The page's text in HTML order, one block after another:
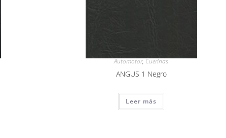
Automotor,Cuerinas
ANGUS 1 Negro
Leer más